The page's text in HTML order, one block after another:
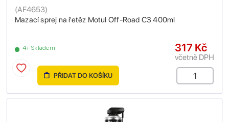
Mazací sprej na řetěz Motul Off-Road C3 400ml
(AF4653)
4+ Skladem 317 Kč
včetně DPH
PŘIDAT DO KOŠÍKU